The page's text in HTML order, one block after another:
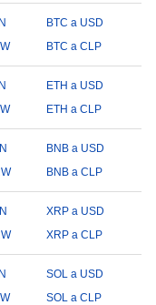
BTC a USD
BTC a CLP
ETH a USD
ETH a CLP
BNB a USD
BNB a CLP
XRP a USD
XRP a CLP
SOL a USD
SOL a CLP